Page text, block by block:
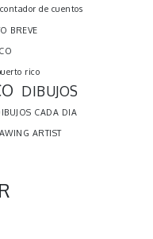
contador de cuentos
BREVE
rico
DIBUJOS
CADA DIA
ARTIST